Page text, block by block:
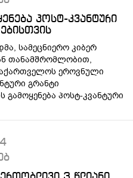
პოსტ-კვანტური
სამეცნიერო კიბერ
თანამშრომლობით,
ეროვნული
გრანტი
გამოყენება პოსტ-კვანტური